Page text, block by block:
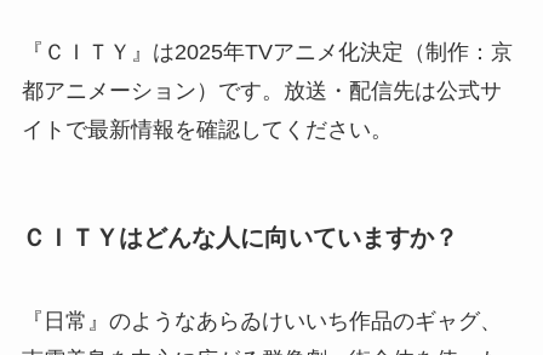
『ＣＩＴＹ』は2025年TVアニメ化決定（制作：京
都アニメーション）です。放送・配信先は公式サ
イトで最新情報を確認してください。
ＣＩＴＹはどんな人に向いていますか？
『日常』のようなあらゐけいいち作品のギャグ、